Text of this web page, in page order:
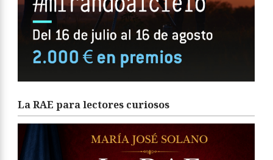
La RAE para lectores curiosos